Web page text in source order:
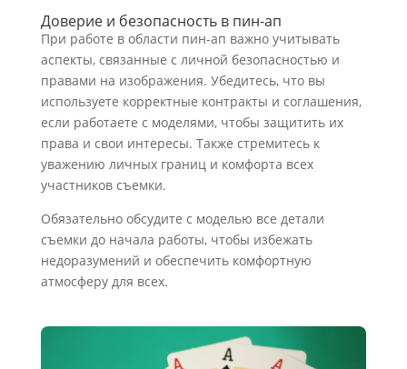
Доверие и безопасность в пин-ап
При работе в области пин-ап важно учитывать
аспекты, связанные с личной безопасностью и
правами на изображения. Убедитесь, что вы
используете корректные контракты и соглашения,
если работаете с моделями, чтобы защитить их
права и свои интересы. Также стремитесь к
уважению личных границ и комфорта всех
участников съемки.
Обязательно обсудите с моделью все детали
съемки до начала работы, чтобы избежать
недоразумений и обеспечить комфортную
атмосферу для всех.